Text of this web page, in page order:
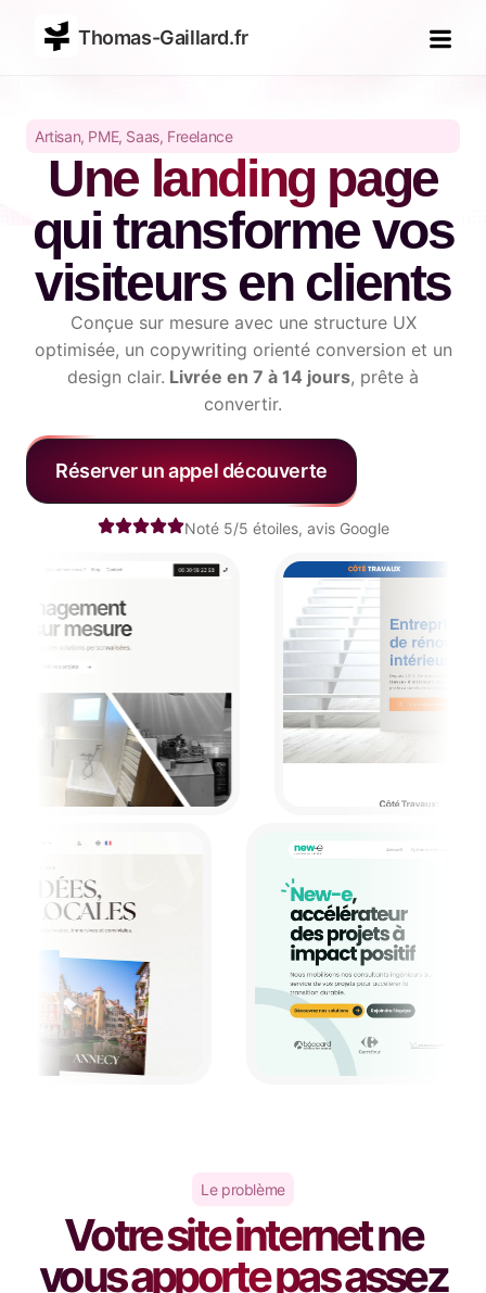
Thomas-Gaillard.fr
Artisan, PME, Saas, Freelance
Une landing page
qui transforme vos
visiteurs en clients
Conçue sur mesure avec une structure UX
optimisée, un copywriting orienté conversion et un
design clair. Livrée en 7 à 14 jours, prête à
convertir.
Réserver un appel découverte
Noté 5/5 étoiles, avis Google
Le problème
Votre site internet ne
vous apporte pas assez